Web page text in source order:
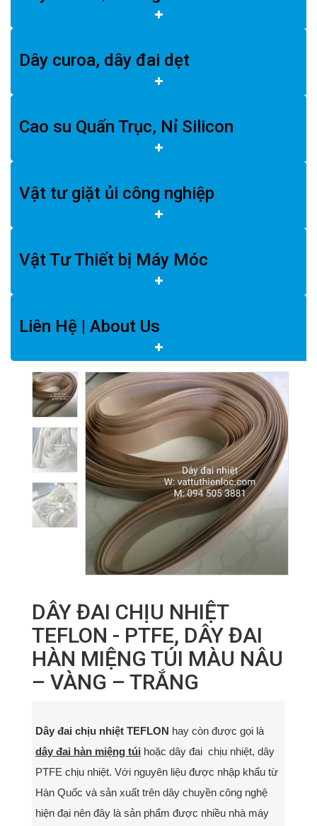
Dây curoa, dây đai dẹt
Cao su Quấn Trục, Nỉ Silicon
Vật tư giặt ủi công nghiệp
Vật Tư Thiết bị Máy Móc
Liên Hệ | About Us
DÂY ĐAI CHỊU NHIỆT
TEFLON - PTFE, DÂY ĐAI
HÀN MIỆNG TÚI MÀU NÂU
– VÀNG – TRẮNG
Dây đai chịu nhiệt TEFLON hay còn được gọi là
dây đai hàn miệng túi hoặc dây đai chịu nhiệt, dây
PTFE chịu nhiệt. Với nguyên liệu được nhập khẩu từ
Hàn Quốc và sản xuất trên dây chuyền công nghệ
hiện đại nên đây là sản phẩm được nhiều nhà máy